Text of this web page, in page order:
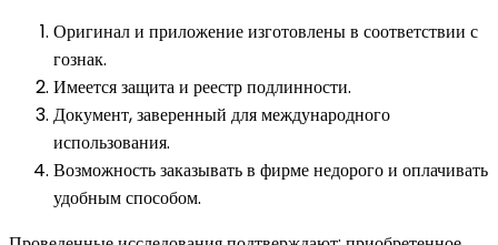
Оригинал и приложение изготовлены в соответствии с
гознак.
Имеется защита и реестр подлинности.
Документ, заверенный для международного
использования.
Возможность заказывать в фирме недорого и оплачивать
удобным способом.